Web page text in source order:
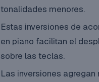
tonalidades menores.
Estas inversiones de
en piano facilitan el
sobre las teclas.
Las inversiones agregan